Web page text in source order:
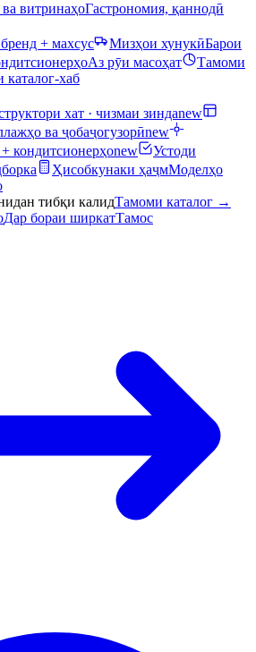
витринаҳоГастрономия, қаннодӣ
+ махсус Мизҳои хунукӣБарои
Аз рӯи масоҳат
Тамоми
хаб
хат · чизмаи зиндаnew
ва ҷобаҷогузорӣnew
кондитсионерҳоnew
Устоди
Ҳисобкунаки ҳаҷмМоделҳо
тибқи калидТамоми каталог →
Дар бораи ширкатТамос